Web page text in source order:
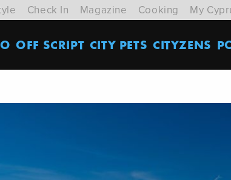
Check In Magazine Cooking My
OFF SCRIPT CITY PETS CITYZENS